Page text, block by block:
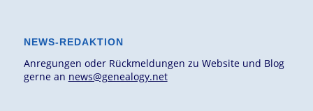
NEWS-REDAKTION
Anregungen oder Rückmeldungen zu Website und Blog
gerne an news@genealogy.net